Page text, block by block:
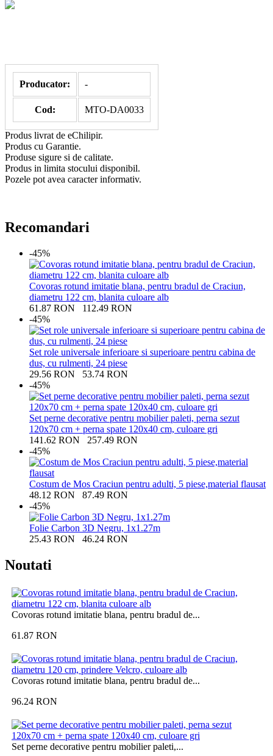
Producator: -
Cod: MTO-DA0033
Produs livrat de eChilipir.
Produs cu Garantie.
Produse sigure si de calitate.
Produs in limita stocului disponibil.
Pozele pot avea caracter informativ.
Recomandari
-45%
Covoras rotund imitatie blana, pentru bradul de Craciun,
diametru 122 cm, blanita culoare alb
61.87 RON 112.49 RON
-45%
Set role universale inferioare si superioare pentru cabina de
dus, cu rulmenti, 24 piese
29.56 RON 53.74 RON
-45%
Set perne decorative pentru mobilier paleti, perna sezut
120x70 cm + perna spate 120x40 cm, culoare gri
141.62 RON 257.49 RON
-45%
Costum de Mos Craciun pentru adulti, 5 piese,material flausat
48.12 RON 87.49 RON
-45%
Folie Carbon 3D Negru, 1x1.27m
25.43 RON 46.24 RON
Noutati
Covoras rotund imitatie blana, pentru bradul de...
61.87 RON
Covoras rotund imitatie blana, pentru bradul de...
96.24 RON
Set perne decorative pentru mobilier paleti,...